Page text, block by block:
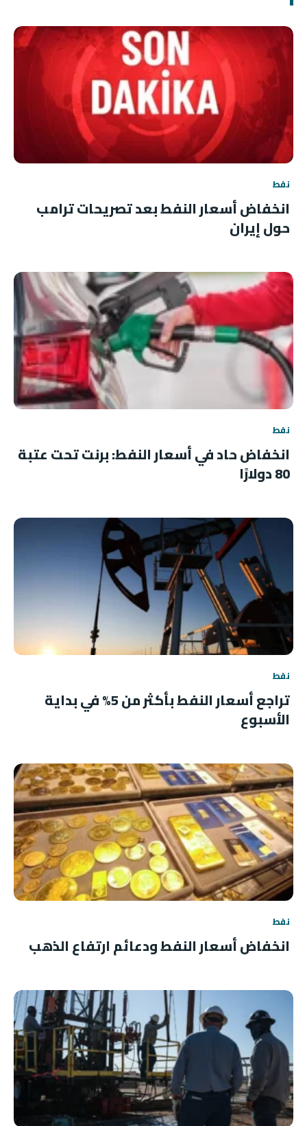
نفط
انخفاض أسعار النفط بعد تصريحات ترامب
حول إيران
نفط
انخفاض حاد في أسعار النفط: برنت تحت عتبة
80 دولارًا
نفط
تراجع أسعار النفط بأكثر من 5% في بداية
الأسبوع
نفط
انخفاض أسعار النفط ودعائم ارتفاع الذهب